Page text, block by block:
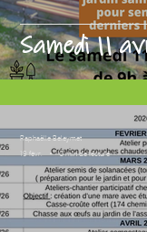
Samedi 11
Raphaëlle Beleymet
19 févr.
0 min de lecture